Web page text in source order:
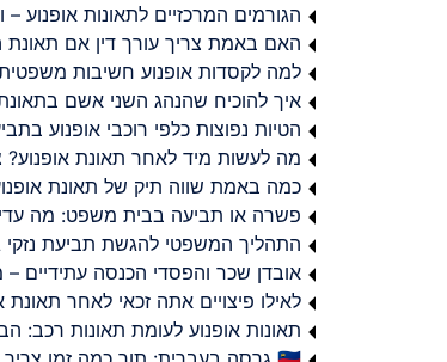
הגורמים המרכזיים לתאונות אופנוע
האם באמת צריך עורך דין אם תאונת
למה לקסדות אופנוע חשיבות משפטית
איך להוכיח שהנהג השני אשם
הטיות נפוצות כלפי רוכבי אופנוע
מה לעשות מיד לאחר תאונת
כמה באמת שווה תיק של תאונת
פשרה או תביעה בבית משפט: מה
התהליך המשפטי להגשת תביעת נזקי
אובדן שכר והפסדי הכנסה עתידיים
לאילו פיצויים אתה זכאי לאחר תאונת
תאונות אופנוע לעומת תאונות רכב: